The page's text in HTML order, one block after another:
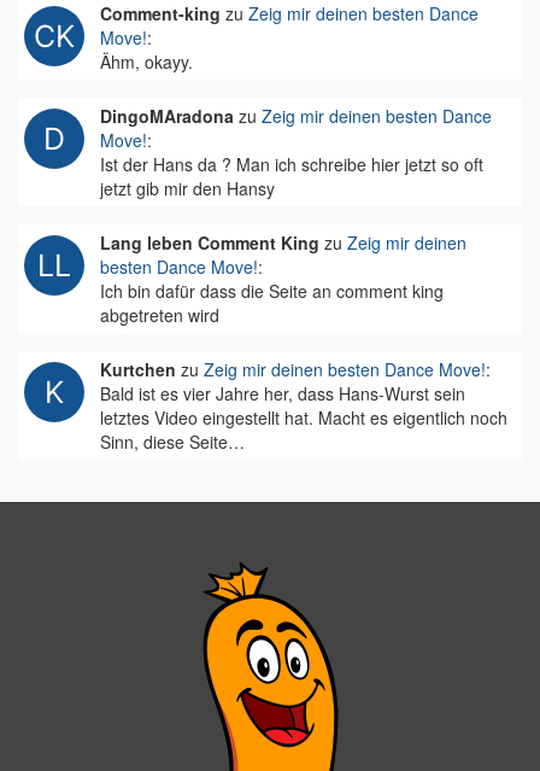
Comment-king zu Zeig mir deinen besten Dance
Move!:
Ähm, okayy.
DingoMAradona zu Zeig mir deinen besten Dance
Move!:
Ist der Hans da ? Man ich schreibe hier jetzt so oft
jetzt gib mir den Hansy
Lang leben Comment King zu Zeig mir deinen
besten Dance Move!:
Ich bin dafür dass die Seite an comment king
abgetreten wird
Kurtchen zu Zeig mir deinen besten Dance Move!:
Bald ist es vier Jahre her, dass Hans-Wurst sein
letztes Video eingestellt hat. Macht es eigentlich noch
Sinn, diese Seite…